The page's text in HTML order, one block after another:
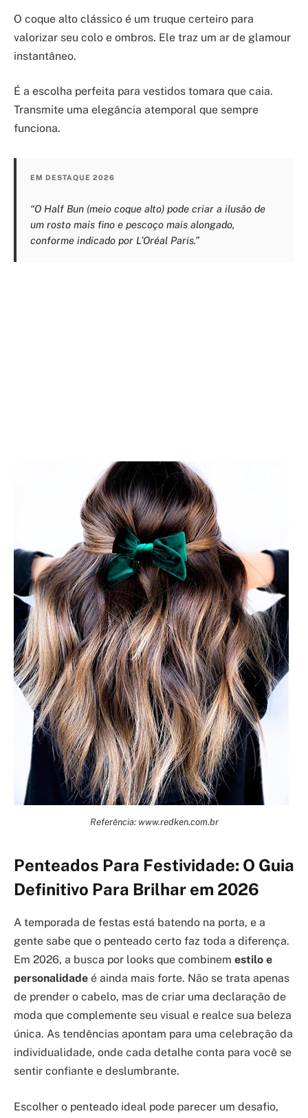
O coque alto clássico é um truque certeiro para
valorizar seu colo e ombros. Ele traz um ar de glamour
instantâneo.
É a escolha perfeita para vestidos tomara que caia.
Transmite uma elegância atemporal que sempre
funciona.
EM DESTAQUE 2026
“O Half Bun (meio coque alto) pode criar a ilusão de
um rosto mais fino e pescoço mais alongado,
conforme indicado por L’Oréal Paris.”
Referência: www.redken.com.br
Penteados Para Festividade: O Guia
Definitivo Para Brilhar em 2026
A temporada de festas está batendo na porta, e a
gente sabe que o penteado certo faz toda a diferença.
Em 2026, a busca por looks que combinem estilo e
personalidade é ainda mais forte. Não se trata apenas
de prender o cabelo, mas de criar uma declaração de
moda que complemente seu visual e realce sua beleza
única. As tendências apontam para uma celebração da
individualidade, onde cada detalhe conta para você se
sentir confiante e deslumbrante.
Escolher o penteado ideal pode parecer um desafio,